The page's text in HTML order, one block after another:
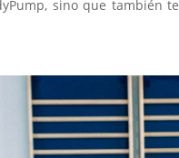
sino que también